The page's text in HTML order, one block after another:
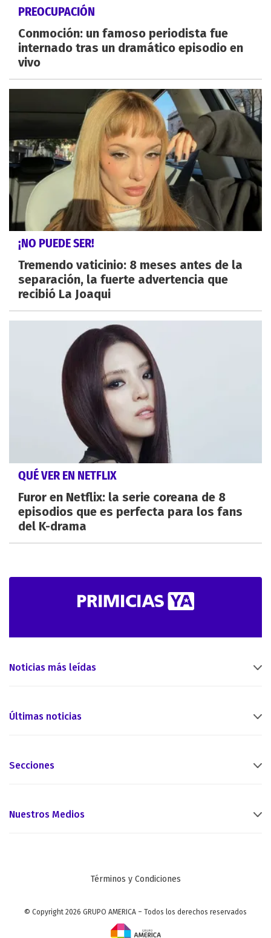
PREOCUPACIÓN
Conmoción: un famoso periodista fue
internado tras un dramático episodio en
vivo
¡NO PUEDE SER!
Tremendo vaticinio: 8 meses antes de la
separación, la fuerte advertencia que
recibió La Joaqui
QUÉ VER EN NETFLIX
Furor en Netflix: la serie coreana de 8
episodios que es perfecta para los fans
del K-drama
Noticias más leídas
Últimas noticias
Secciones
Nuestros Medios
Términos y Condiciones
© Copyright 2026 GRUPO AMERICA – Todos los derechos reservados